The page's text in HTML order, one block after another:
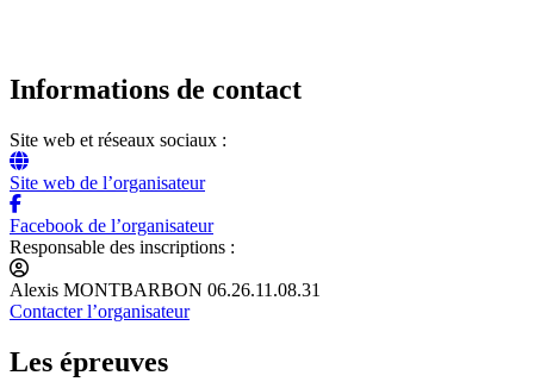
Informations de contact
Site web et réseaux sociaux :
Site web de l’organisateur
Facebook de l’organisateur
Responsable des inscriptions :
Alexis MONTBARBON 06.26.11.08.31
Contacter l’organisateur
Les épreuves